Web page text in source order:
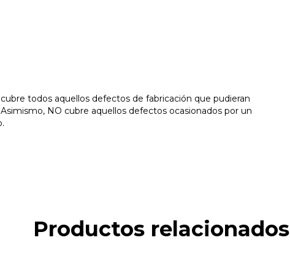
todos aquellos defectos de fabricación que pudieran
NO cubre aquellos defectos ocasionados por un
Productos relacionados